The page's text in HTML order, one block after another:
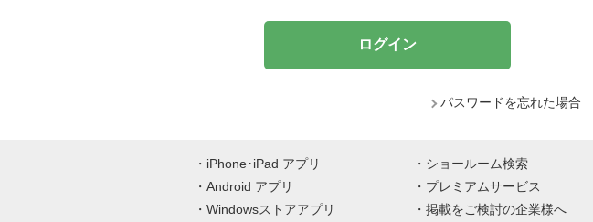
パスワードを忘れた場合
iPhone･iPad アプリ
Android アプリ
Windowsストアアプリ
ショールーム検索
プレミアムサービス
掲載をご検討の企業様へ